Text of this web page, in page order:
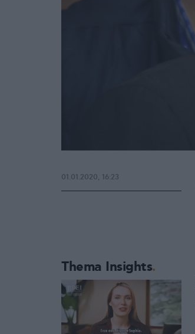
01.01.2020, 16:23
Thema Insights